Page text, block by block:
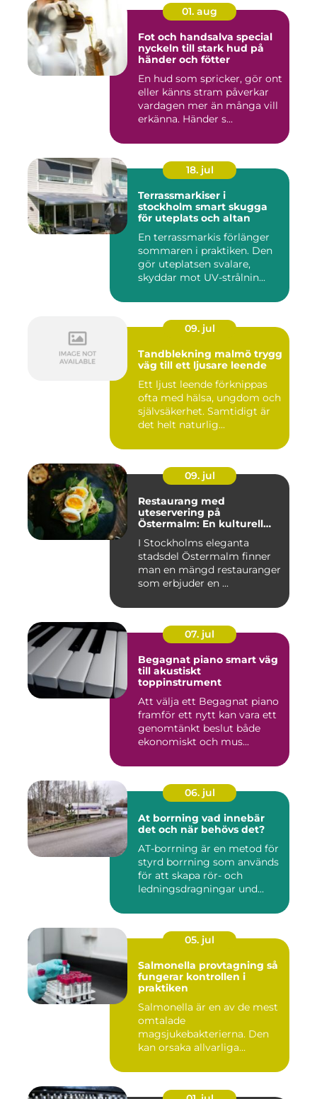
01. aug
Fot och handsalva special
nyckeln till stark hud på
händer och fötter
En hud som spricker, gör ont
eller känns stram påverkar
vardagen mer än många vill
erkänna. Händer s...
18. jul
Terrassmarkiser i
stockholm smart skugga
för uteplats och altan
En terrassmarkis förlänger
sommaren i praktiken. Den
gör uteplatsen svalare,
skyddar mot UV-strålnin...
09. jul
Tandblekning malmö trygg
väg till ett ljusare leende
Ett ljust leende förknippas
ofta med hälsa, ungdom och
självsäkerhet. Samtidigt är
det helt naturlig...
09. jul
Restaurang med
uteservering på
Östermalm: En kulturell
I Stockholms eleganta
stadsdel Östermalm finner
man en mängd restauranger
som erbjuder en ...
07. jul
Begagnat piano smart väg
till akustiskt
toppinstrument
Att välja ett Begagnat piano
framför ett nytt kan vara ett
genomtänkt beslut både
ekonomiskt och mus...
06. jul
At borrning vad innebär
det och när behövs det?
AT-borrning är en metod för
styrd borrning som används
för att skapa rör- och
ledningsdragningar und...
05. jul
Salmonella provtagning så
fungerar kontrollen i
praktiken
Salmonella är en av de mest
omtalade
magsjukebakterierna. Den
kan orsaka allvarliga